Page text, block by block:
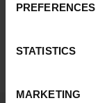
PREFERENCES
STATISTICS
MARKETING